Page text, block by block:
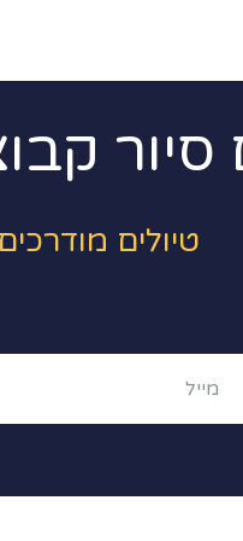
סיור
טיולים